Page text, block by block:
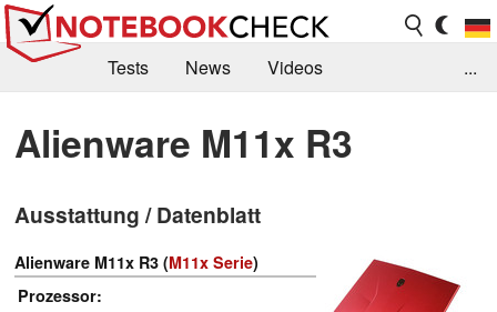
Tests News
Videos
Kaufberatung
Deals Suche
Jobs
Forum
...
Alienware M11x R3
Ausstattung / Datenblatt
Alienware M11x R3 (M11x Serie)
Prozessor